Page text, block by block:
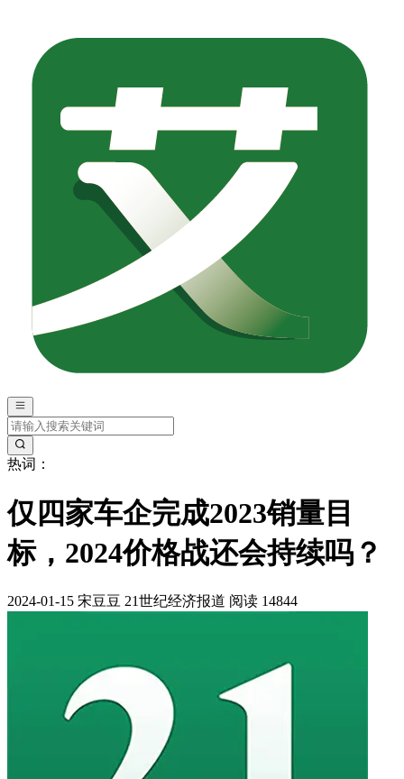
热词：
仅四家车企完成2023销量目
标，2024价格战还会持续吗？
2024-01-15 宋豆豆 21世纪经济报道 阅读 14844